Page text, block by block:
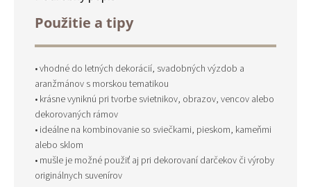
Použitie a tipy
• vhodné do letných dekorácií, svadobných výzdob a
aranžmánov s morskou tematikou
• krásne vyniknú pri tvorbe svietnikov, obrazov, vencov alebo
dekorovaných rámov
• ideálne na kombinovanie so sviečkami, pieskom, kameňmi
alebo sklom
• mušle je možné použiť aj pri dekorovaní darčekov či výroby
originálnych suvenírov